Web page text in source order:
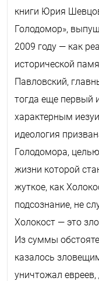
книги Юрия
Голодомор»,
2009 году — как
исторической
Павловский,
тогда еще первый
характерным
идеология
Голодомора,
жизни которой
жуткое, как
подсознание, не
Холокост — это
Из суммы
казалось
уничтожал